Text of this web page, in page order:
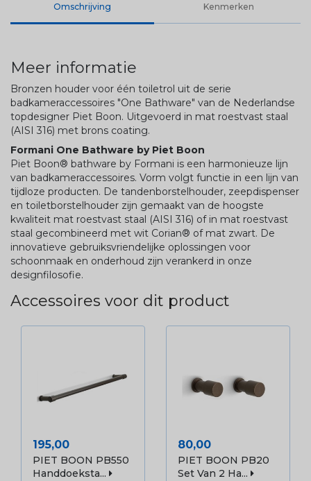
Omschrijving Kenmerken
Meer informatie
Bronzen houder voor één toiletrol uit de serie
badkameraccessoires "One Bathware" van de Nederlandse
topdesigner Piet Boon. Uitgevoerd in mat roestvast staal
(AISI 316) met brons coating.
Formani One Bathware by Piet Boon
Piet Boon® bathware by Formani is een harmonieuze lijn
van badkameraccessoires. Vorm volgt functie in een lijn van
tijdloze producten. De tandenborstelhouder, zeepdispenser
en toiletborstelhouder zijn gemaakt van de hoogste
kwaliteit mat roestvast staal (AISI 316) of in mat roestvast
staal gecombineerd met wit Corian® of mat zwart. De
innovatieve gebruiksvriendelijke oplossingen voor
schoonmaak en onderhoud zijn verankerd in onze
designfilosofie.
Accessoires voor dit product
Prijs
195,00
PIET BOON PB550
Handdoeksta...
Prijs
80,00
PIET BOON PB20
Set Van 2 Ha...